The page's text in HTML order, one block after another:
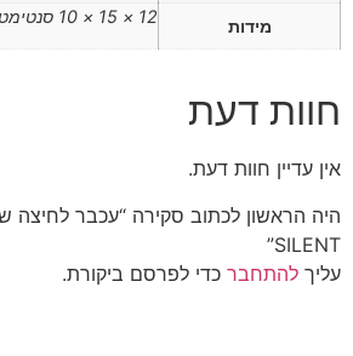
מידות 12 × 15 × 10 סנטימטרים
חוות דעת
אין עדיין חוות דעת.
SILENT”
עליך להתחבר כדי לפרסם ביקורת.